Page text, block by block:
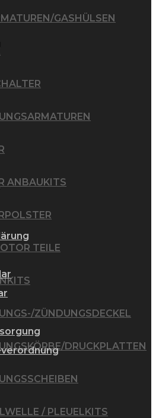
GASHÜLSEN
ANBAUKITS
TEILE
ZÜNDUNGSDECKEL
DRUCKPLATTEN
/ PLEUELKITS